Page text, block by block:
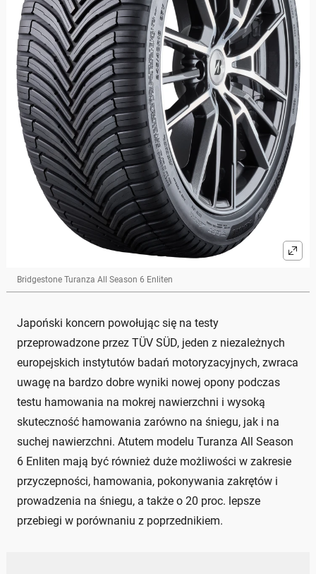
Bridgestone Turanza All Season 6 Enliten
Japoński koncern powołując się na testy
przeprowadzone przez TÜV SÜD, jeden z niezależnych
europejskich instytutów badań motoryzacyjnych, zwraca
uwagę na bardzo dobre wyniki nowej opony podczas
testu hamowania na mokrej nawierzchni i wysoką
skuteczność hamowania zarówno na śniegu, jak i na
suchej nawierzchni. Atutem modelu Turanza All Season
6 Enliten mają być również duże możliwości w zakresie
przyczepności, hamowania, pokonywania zakrętów i
prowadzenia na śniegu, a także o 20 proc. lepsze
przebiegi w porównaniu z poprzednikiem.